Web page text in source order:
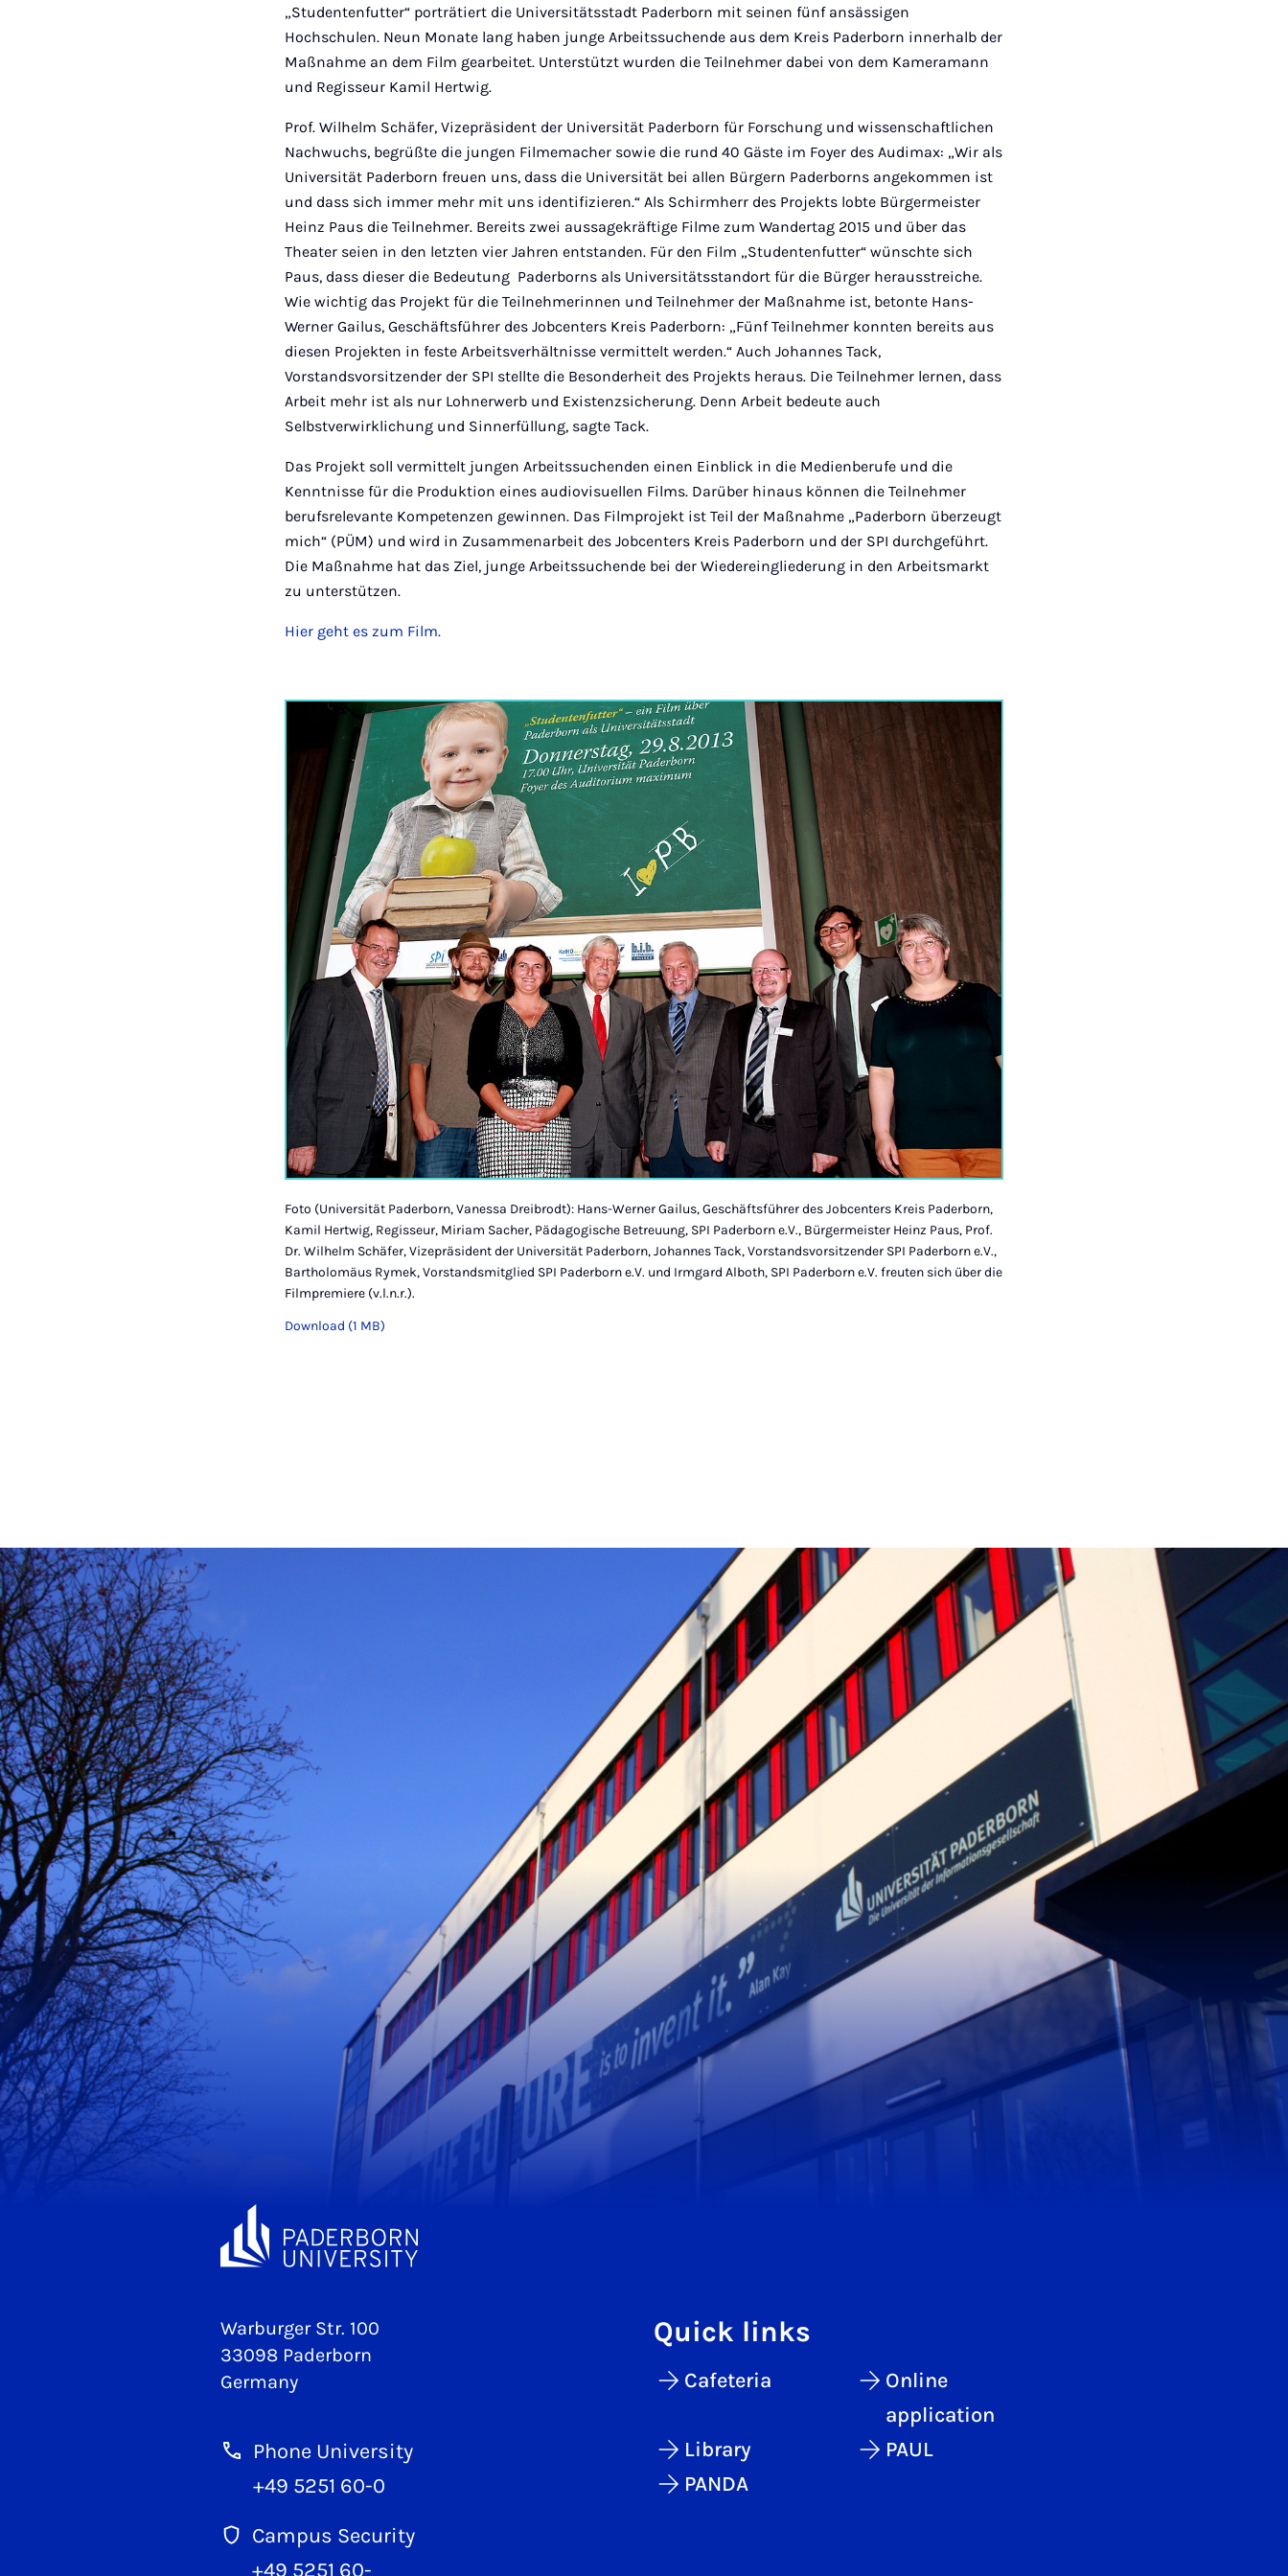
„Studentenfutter“ porträtiert die Universitätsstadt Paderborn mit seinen fünf ansässigen
Hochschulen. Neun Monate lang haben junge Arbeitssuchende aus dem Kreis Paderborn innerhalb der
Maßnahme an dem Film gearbeitet. Unterstützt wurden die Teilnehmer dabei von dem Kameramann
und Regisseur Kamil Hertwig.
Prof. Wilhelm Schäfer, Vizepräsident der Universität Paderborn für Forschung und wissenschaftlichen
Nachwuchs, begrüßte die jungen Filmemacher sowie die rund 40 Gäste im Foyer des Audimax: „Wir als
Universität Paderborn freuen uns, dass die Universität bei allen Bürgern Paderborns angekommen ist
und dass sich immer mehr mit uns identifizieren.“ Als Schirmherr des Projekts lobte Bürgermeister
Heinz Paus die Teilnehmer. Bereits zwei aussagekräftige Filme zum Wandertag 2015 und über das
Theater seien in den letzten vier Jahren entstanden. Für den Film „Studentenfutter“ wünschte sich
Paus, dass dieser die Bedeutung Paderborns als Universitätsstandort für die Bürger herausstreiche.
Wie wichtig das Projekt für die Teilnehmerinnen und Teilnehmer der Maßnahme ist, betonte Hans-
Werner Gailus, Geschäftsführer des Jobcenters Kreis Paderborn: „Fünf Teilnehmer konnten bereits aus
diesen Projekten in feste Arbeitsverhältnisse vermittelt werden.“ Auch Johannes Tack,
Vorstandsvorsitzender der SPI stellte die Besonderheit des Projekts heraus. Die Teilnehmer lernen, dass
Arbeit mehr ist als nur Lohnerwerb und Existenzsicherung. Denn Arbeit bedeute auch
Selbstverwirklichung und Sinnerfüllung, sagte Tack.
Das Projekt soll vermittelt jungen Arbeitssuchenden einen Einblick in die Medienberufe und die
Kenntnisse für die Produktion eines audiovisuellen Films. Darüber hinaus können die Teilnehmer
berufsrelevante Kompetenzen gewinnen. Das Filmprojekt ist Teil der Maßnahme „Paderborn überzeugt
mich“ (PÜM) und wird in Zusammenarbeit des Jobcenters Kreis Paderborn und der SPI durchgeführt.
Die Maßnahme hat das Ziel, junge Arbeitssuchende bei der Wiedereingliederung in den Arbeitsmarkt
zu unterstützen.
Hier geht es zum Film.
Foto (Universität Paderborn, Vanessa Dreibrodt): Hans-Werner Gailus, Geschäftsführer des Jobcenters Kreis Paderborn,
Kamil Hertwig, Regisseur, Miriam Sacher, Pädagogische Betreuung, SPI Paderborn e.V., Bürgermeister Heinz Paus, Prof.
Dr. Wilhelm Schäfer, Vizepräsident der Universität Paderborn, Johannes Tack, Vorstandsvorsitzender SPI Paderborn e.V.,
Bartholomäus Rymek, Vorstandsmitglied SPI Paderborn e.V. und Irmgard Alboth, SPI Paderborn e.V. freuten sich über die
Filmpremiere (v.l.n.r.).
Download (1 MB)
Warburger Str. 100
33098 Paderborn
Germany
Phone University
+49 5251 60-0
Campus Security
+49 5251 60-
Quick links
Cafeteria
Online
application
Library
PAUL
PANDA